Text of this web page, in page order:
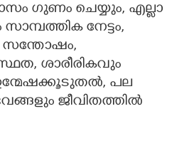
ഗുണം ചെയ്യും, എല്ലാ
നേട്ടം,
സന്തോഷം,
ശാരീരികവും
പല
ജീവിതത്തിൽ